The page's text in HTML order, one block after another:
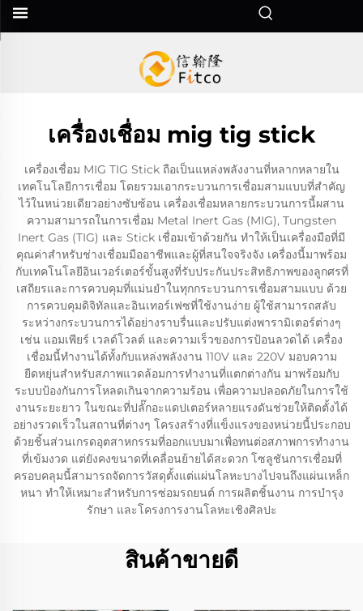
เครื่องเชื่อม mig tig stick
เครื่องเชื่อม MIG TIG Stick ถือเป็นแหล่งพลังงานที่หลากหลายใน
เทคโนโลยีการเชื่อม โดยรวมเอากระบวนการเชื่อมสามแบบที่สำคัญ
ไว้ในหน่วยเดียวอย่างซับซ้อน เครื่องเชื่อมหลายกระบวนการนี้ผสาน
ความสามารถในการเชื่อม Metal Inert Gas (MIG), Tungsten
Inert Gas (TIG) และ Stick เชื่อมเข้าด้วยกัน ทำให้เป็นเครื่องมือที่มี
คุณค่าสำหรับช่างเชื่อมมืออาชีพและผู้ที่สนใจจริงจัง เครื่องนี้มาพร้อม
กับเทคโนโลยีอินเวอร์เตอร์ขั้นสูงที่รับประกันประสิทธิภาพของลูกศรที่
เสถียรและการควบคุมที่แม่นยำในทุกกระบวนการเชื่อมสามแบบ ด้วย
การควบคุมดิจิทัลและอินเทอร์เฟซที่ใช้งานง่าย ผู้ใช้สามารถสลับ
ระหว่างกระบวนการได้อย่างราบรื่นและปรับแต่งพารามิเตอร์ต่างๆ
เช่น แอมเพียร์ เวลด์โวลต์ และความเร็วของการป้อนลวดได้ เครื่อง
เชื่อมนี้ทำงานได้ทั้งกับแหล่งพลังงาน 110V และ 220V มอบความ
ยืดหยุ่นสำหรับสภาพแวดล้อมการทำงานที่แตกต่างกัน มาพร้อมกับ
ระบบป้องกันการโหลดเกินจากความร้อน เพื่อความปลอดภัยในการใช้
งานระยะยาว ในขณะที่ปลั๊กอะแดปเตอร์หลายแรงดันช่วยให้ติดตั้งได้
อย่างรวดเร็วในสถานที่ต่างๆ โครงสร้างที่แข็งแรงของหน่วยนี้ประกอบ
ด้วยชิ้นส่วนเกรดอุตสาหกรรมที่ออกแบบมาเพื่อทนต่อสภาพการทำงาน
ที่เข้มงวด แต่ยังคงขนาดที่เคลื่อนย้ายได้สะดวก โซลูชันการเชื่อมที่
ครอบคลุมนี้สามารถจัดการวัสดุตั้งแต่แผ่นโลหะบางไปจนถึงแผ่นเหล็ก
หนา ทำให้เหมาะสำหรับการซ่อมรถยนต์ การผลิตชิ้นงาน การบำรุง
รักษา และโครงการงานโลหะเชิงศิลปะ
สินค้าขายดี